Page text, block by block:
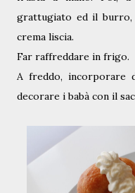
grattugiato ed il burro,
crema liscia.
Far raffreddare in frigo.
A freddo, incorporare
decorare i babà con il